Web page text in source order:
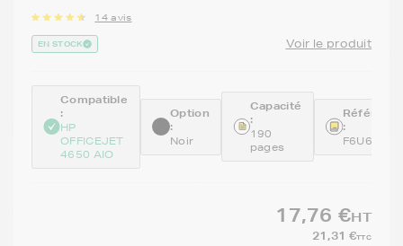
14 avis
EN STOCK Voir le produit
Compatible
:
HP
OFFICEJET
4650 AIO
Option
:
Noir
Capacité
:
190
pages
:
F6U66AE
17,76 €HT
21,31 €TTC